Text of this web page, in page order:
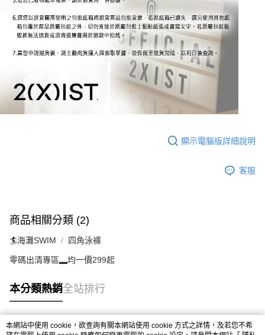
顯示電腦版詳細說明
客服
商品相關分類 (2)
🏄海灘SWIM 四角泳褲
零碼出清專區▂均一價299起
本分類熱銷全站排行
本網站中使用 cookie，欲查詢有關本網站使用 cookie 方式之詳情，及若您不希